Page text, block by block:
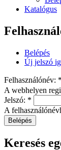
Katalógus
Belépés
Új jelszó
Felhasználónév: *
A webhelyen
Jelszó: *
A
Keresés